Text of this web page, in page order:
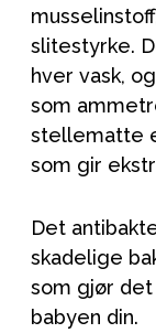
slitestyrke.
hver vask,
som
stellematte
som gir
Det
skadelige
som gjør
babyen din.